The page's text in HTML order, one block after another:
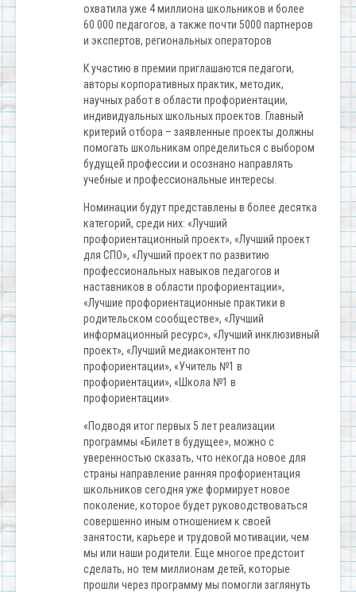
охватила уже 4 миллиона школьников и более
60 000 педагогов, а также почти 5000 партнеров
и экспертов, региональных операторов
К участию в премии приглашаются педагоги,
авторы корпоративных практик, методик,
научных работ в области профориентации,
индивидуальных школьных проектов. Главный
критерий отбора – заявленные проекты должны
помогать школьникам определиться с выбором
будущей профессии и осознано направлять
учебные и профессиональные интересы.
Номинации будут представлены в более десятка
категорий, среди них: «Лучший
профориентационный проект», «Лучший проект
для СПО», «Лучший проект по развитию
профессиональных навыков педагогов и
наставников в области профориентации»,
«Лучшие профориентационные практики в
родительском сообществе», «Лучший
информационный ресурс», «Лучший инклюзивный
проект», «Лучший медиаконтент по
профориентации», «Учитель №1 в
профориентации», «Школа №1 в
профориентации».
«Подводя итог первых 5 лет реализации
программы «Билет в будущее», можно с
уверенностью сказать, что некогда новое для
страны направление ранняя профориентация
школьников сегодня уже формирует новое
поколение, которое будет руководствоваться
совершенно иным отношением к своей
занятости, карьере и трудовой мотивации, чем
мы или наши родители. Еще многое предстоит
сделать, но тем миллионам детей, которые
прошли через программу мы помогли заглянуть